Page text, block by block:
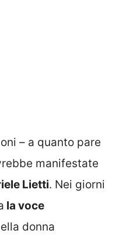
– a quanto pare
manifestate
Lietti. Nei giorni
la voce
donna